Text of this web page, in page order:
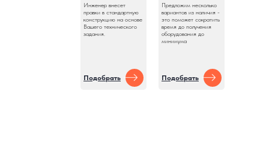
Предложим несколько
вариантов из наличия -
это поможет сократить
время до получения
оборудования до
минимума
Подобрать
Инженер внесет
правки в стандартную
конструкцию на основе
Вашего технического
задания.
Подобрать